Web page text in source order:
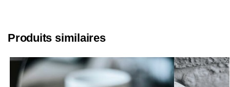
Produits similaires